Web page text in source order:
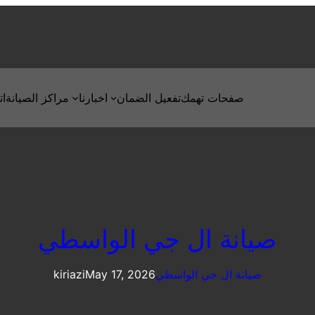
مراكز الصيانة اخبارنا تفعيل الضمانصفحات تهمك
صيانة ال جي الواسطي
kiriaziMay 17, 2026صيانة ال جي الواسطي